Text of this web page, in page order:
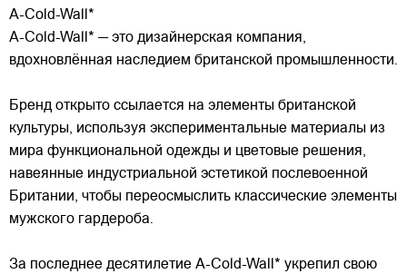
A-Cold-Wall*
A-Cold-Wall* — это дизайнерская компания,
вдохновлённая наследием британской промышленности.
Бренд открыто ссылается на элементы британской
культуры, используя экспериментальные материалы из
мира функциональной одежды и цветовые решения,
навеянные индустриальной эстетикой послевоенной
Британии, чтобы переосмыслить классические элементы
мужского гардероба.
За последнее десятилетие A-Cold-Wall* укрепил свою